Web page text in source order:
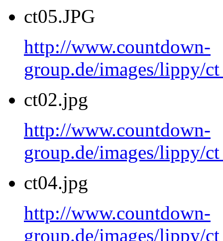
ct05.JPG
http://www.countdown-
group.de/images/lippy/
ct02.jpg
http://www.countdown-
group.de/images/lippy/
ct04.jpg
http://www.countdown-
group.de/images/lippy/